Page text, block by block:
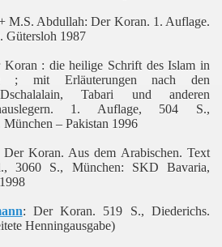
M.S. Abdullah: Der Koran. 1. Auflage.
Gütersloh 1987
Koran : die heilige Schrift des Islam in
; mit Erläuterungen nach den
Tabari und anderen
1. Auflage, 504 S.,
– Pakistan 1996
Koran. Aus dem Arabischen. Text
3060 S., München: SKD Bavaria,
: Der Koran. 519 S., Diederichs.
Henningausgabe)